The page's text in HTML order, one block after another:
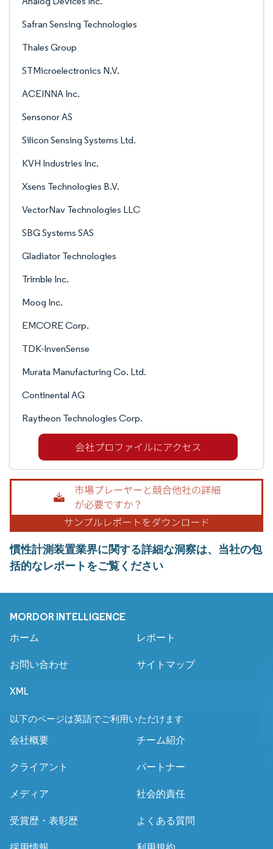
Safran Sensing Technologies
Thales Group
STMicroelectronics N.V.
ACEINNA Inc.
Sensonor AS
Silicon Sensing Systems Ltd.
KVH Industries Inc.
Xsens Technologies B.V.
VectorNav Technologies LLC
SBG Systems SAS
Gladiator Technologies
Trimble Inc.
Moog Inc.
EMCORE Corp.
TDK-InvenSense
Murata Manufacturing Co. Ltd.
Continental AG
Raytheon Technologies Corp.
慣性計測装置業界に関する詳細な洞察は、当社の包
括的なレポートをご覧ください
MORDOR INTELLIGENCE
ホーム レポート
お問い合わせ サイトマップ
XML
以下のページは英語でご利用いただけます
会社概要 チーム紹介
クライアント パートナー
メディア 社会的責任
受賞歴・表彰歴 よくある質問